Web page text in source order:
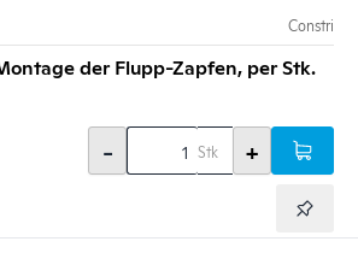
Constri
der Flupp-Zapfen, per Stk.
- Stk +